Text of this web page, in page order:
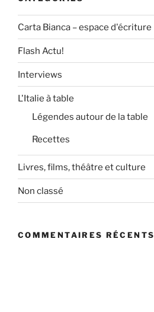
Carta Bianca – espace d'écriture
Flash Actu!
Interviews
L'Italie à table
Légendes autour de la table
Recettes
Livres, films, théâtre et culture
Non classé
COMMENTAIRES RÉCENTS